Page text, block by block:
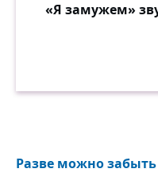
«Я замужем»
Разве можно забыть